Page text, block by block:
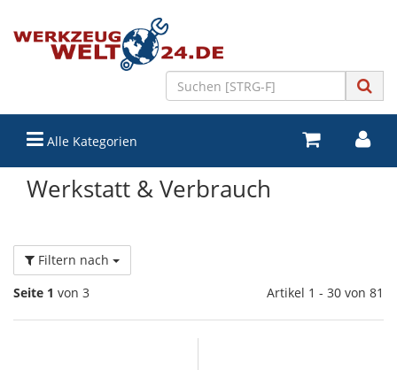
Alle Kategorien
Werkstatt & Verbrauch
Filtern nach
Seite 1 von 3 Artikel 1 - 30 von 81